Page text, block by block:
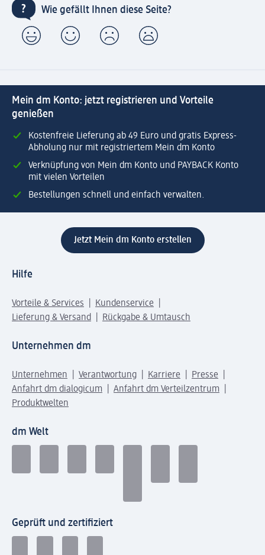
Wie gefällt Ihnen diese Seite?
Mein dm Konto: jetzt registrieren und Vorteile
genießen
Kostenfreie Lieferung ab 49 Euro und gratis Express-
Abholung nur mit registriertem Mein dm Konto
Verknüpfung von Mein dm Konto und PAYBACK Konto
mit vielen Vorteilen
Bestellungen schnell und einfach verwalten.
Jetzt Mein dm Konto erstellen
Hilfe
Vorteile & Services
Kundenservice
Lieferung & Versand
Rückgabe & Umtausch
Unternehmen dm
Unternehmen Verantwortung Karriere
Presse
Anfahrt dm dialogicum
Anfahrt dm Verteilzentrum
Produktwelten
dm Welt
Geprüft und zertifiziert